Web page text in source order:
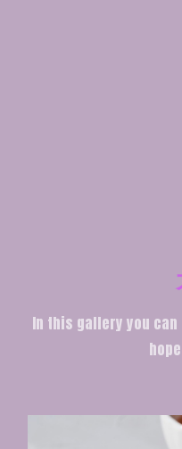
In this gallery you